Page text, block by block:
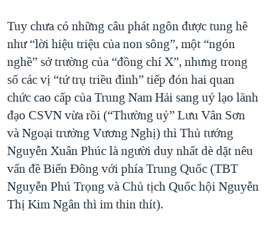
Tuy chưa có những câu phát ngôn được tung hê
như “lời hiệu triệu của non sông”, một “ngón
nghề” sở trường của “đồng chí X”, nhưng trong
số các vị “tứ trụ triều đình” tiếp đón hai quan
chức cao cấp của Trung Nam Hải sang uý lạo lãnh
đạo CSVN vừa rồi (“Thường uỷ” Lưu Vân Sơn
và Ngoại trưởng Vương Nghị) thì Thủ tướng
Nguyễn Xuân Phúc là người duy nhất dè dặt nêu
vấn đề Biển Đông với phía Trung Quốc (TBT
Nguyễn Phú Trọng và Chủ tịch Quốc hội Nguyễn
Thị Kim Ngân thì im thin thít).